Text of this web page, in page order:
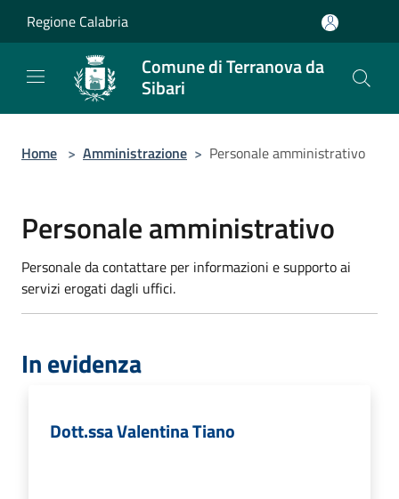
Regione Calabria
Comune di Terranova da
Sibari
Home > Amministrazione > Personale amministrativo
Personale amministrativo
Personale da contattare per informazioni e supporto ai
servizi erogati dagli uffici.
In evidenza
Dott.ssa Valentina Tiano